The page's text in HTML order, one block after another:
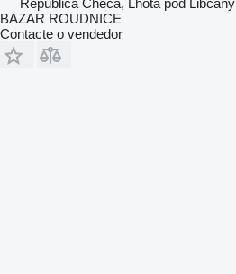
República Checa, Lhota pod Libčany
BAZAR ROUDNICE
Contacte o vendedor